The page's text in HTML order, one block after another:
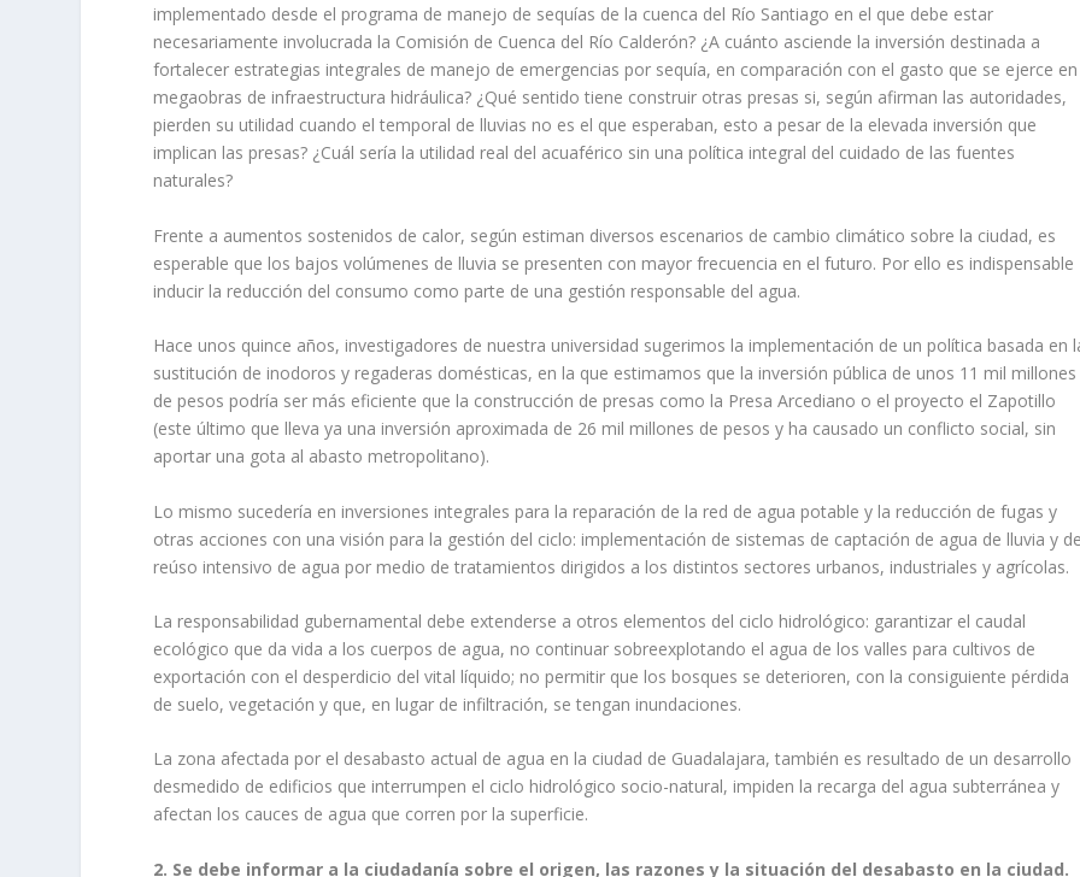
implementado desde el programa de manejo de sequías de la cuenca del Río Santiago en el que debe estar
necesariamente involucrada la Comisión de Cuenca del Río Calderón? ¿A cuánto asciende la inversión destinada a
fortalecer estrategias integrales de manejo de emergencias por sequía, en comparación con el gasto que se ejerce en
megaobras de infraestructura hidráulica? ¿Qué sentido tiene construir otras presas si, según afirman las autoridades,
pierden su utilidad cuando el temporal de lluvias no es el que esperaban, esto a pesar de la elevada inversión que
implican las presas? ¿Cuál sería la utilidad real del acuaférico sin una política integral del cuidado de las fuentes
naturales?
Frente a aumentos sostenidos de calor, según estiman diversos escenarios de cambio climático sobre la ciudad, es
esperable que los bajos volúmenes de lluvia se presenten con mayor frecuencia en el futuro. Por ello es indispensable
inducir la reducción del consumo como parte de una gestión responsable del agua.
Hace unos quince años, investigadores de nuestra universidad sugerimos la implementación de un política basada en
sustitución de inodoros y regaderas domésticas, en la que estimamos que la inversión pública de unos 11 mil millones
de pesos podría ser más eficiente que la construcción de presas como la Presa Arcediano o el proyecto el Zapotillo
(este último que lleva ya una inversión aproximada de 26 mil millones de pesos y ha causado un conflicto social, sin
aportar una gota al abasto metropolitano).
Lo mismo sucedería en inversiones integrales para la reparación de la red de agua potable y la reducción de fugas y
otras acciones con una visión para la gestión del ciclo: implementación de sistemas de captación de agua de lluvia y
reúso intensivo de agua por medio de tratamientos dirigidos a los distintos sectores urbanos, industriales y agrícolas.
La responsabilidad gubernamental debe extenderse a otros elementos del ciclo hidrológico: garantizar el caudal
ecológico que da vida a los cuerpos de agua, no continuar sobreexplotando el agua de los valles para cultivos de
exportación con el desperdicio del vital líquido; no permitir que los bosques se deterioren, con la consiguiente pérdida
de suelo, vegetación y que, en lugar de infiltración, se tengan inundaciones.
La zona afectada por el desabasto actual de agua en la ciudad de Guadalajara, también es resultado de un desarrollo
desmedido de edificios que interrumpen el ciclo hidrológico socio-natural, impiden la recarga del agua subterránea y
afectan los cauces de agua que corren por la superficie.
2. Se debe informar a la ciudadanía sobre el origen, las razones y la situación del desabasto en la ciudad.